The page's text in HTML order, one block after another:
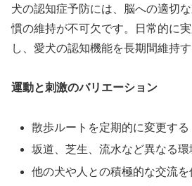
犬の認知症予防には、脳への適切
慣の維持が不可欠です。日常的に
し、愛犬の認知機能を長期間維持
運動と刺激のバリエーション
散歩ルートを定期的に変更する
坂道、芝生、流水など異なる環
他の犬や人との積極的な交流を